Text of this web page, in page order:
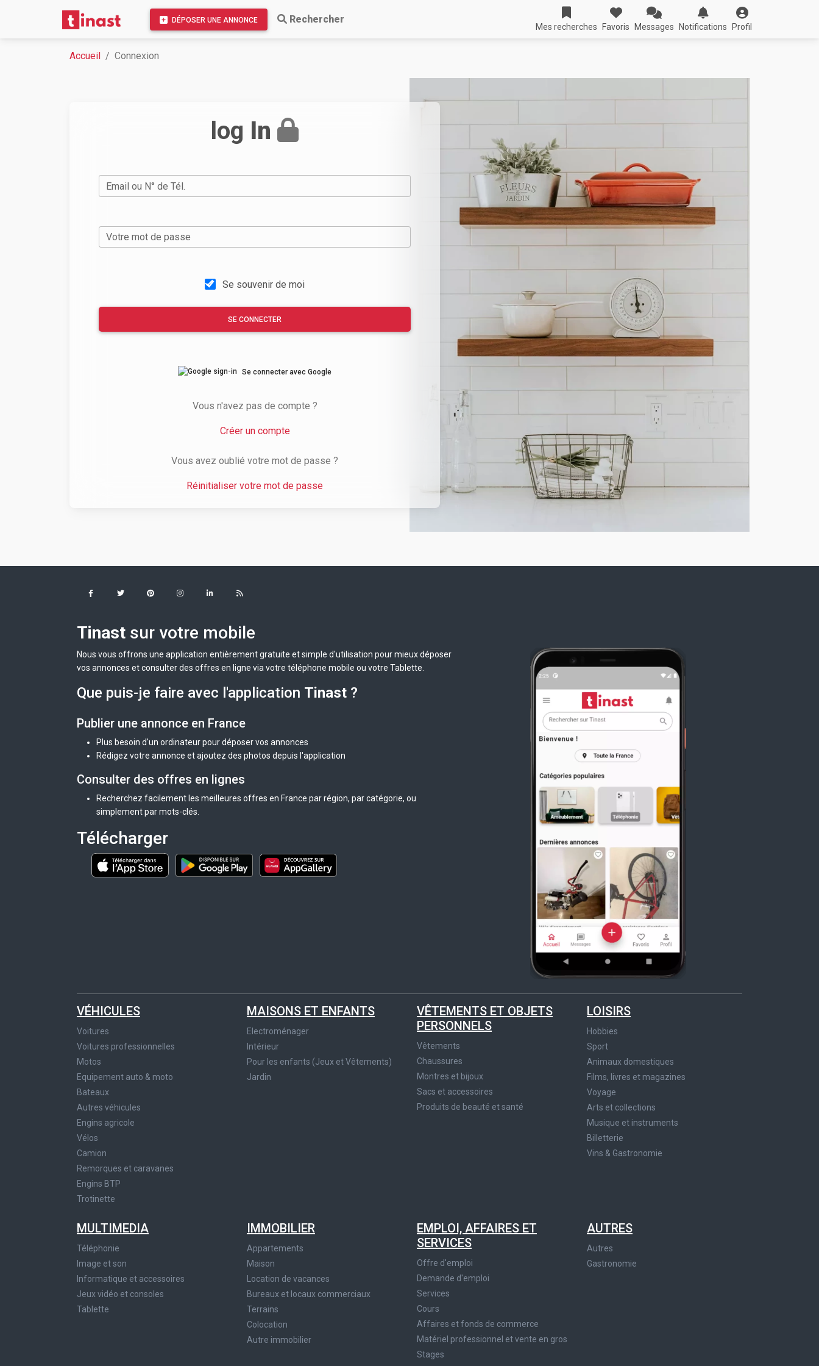
DÉPOSER UNE ANNONCE Rechercher
Mes recherches Favoris Messages Notifications Profil
Accueil Connexion
log In
Email ou N° de Tél.
Votre mot de passe
Se souvenir de moi
SE CONNECTER
Se connecter avec Google
Vous n'avez pas de compte ?
Créer un compte
Vous avez oublié votre mot de passe ?
Réinitialiser votre mot de passe
Tinast sur votre mobile
Nous vous offrons une application entièrement gratuite et simple d'utilisation pour mieux déposer
vos annonces et consulter des offres en ligne via votre téléphone mobile ou votre Tablette.
Que puis-je faire avec l'application Tinast ?
Publier une annonce en France
Plus besoin d'un ordinateur pour déposer vos annonces
Rédigez votre annonce et ajoutez des photos depuis l'application
Consulter des offres en lignes
Recherchez facilement les meilleures offres en France par région, par catégorie, ou
simplement par mots-clés.
Télécharger
VÉHICULES
Voitures
Voitures professionnelles
Motos
Equipement auto & moto
Bateaux
Autres véhicules
Engins agricole
Vélos
Camion
Remorques et caravanes
Engins BTP
Trotinette
MAISONS ET ENFANTS
Electroménager
Intérieur
Pour les enfants (Jeux et Vêtements)
Jardin
VÊTEMENTS ET OBJETS
PERSONNELS
Vêtements
Chaussures
Montres et bijoux
Sacs et accessoires
Produits de beauté et santé
LOISIRS
Hobbies
Sport
Animaux domestiques
Films, livres et magazines
Voyage
Arts et collections
Musique et instruments
Billetterie
Vins & Gastronomie
MULTIMEDIA
Téléphonie
Image et son
Informatique et accessoires
Jeux vidéo et consoles
Tablette
IMMOBILIER
Appartements
Maison
Location de vacances
Bureaux et locaux commerciaux
Terrains
Colocation
Autre immobilier
EMPLOI, AFFAIRES ET
SERVICES
Offre d'emploi
Demande d'emploi
Services
Cours
Affaires et fonds de commerce
Matériel professionnel et vente en gros
Stages
AUTRES
Autres
Gastronomie